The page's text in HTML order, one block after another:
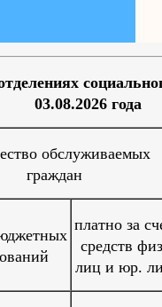
03.08.2026 года
обслуживаемых
граждан
платно за
средств
лиц и юр.